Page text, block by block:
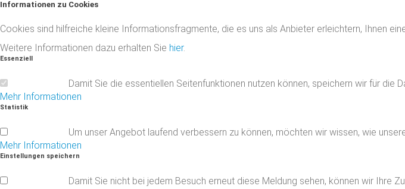
Informationen zu Cookies
Cookies sind hilfreiche kleine Informationsfragmente, die es uns als Anbieter erleichtern, Ihnen
Weitere Informationen dazu erhalten Sie hier.
Essenziell
Damit Sie die essentiellen Seitenfunktionen nutzen können, speichern wir für die
Mehr Informationen
Statistik
Um unser Angebot laufend verbessern zu können, möchten wir wissen, wie
Mehr Informationen
Einstellungen speichern
Damit Sie nicht bei jedem Besuch erneut diese Meldung sehen, können wir Ihre